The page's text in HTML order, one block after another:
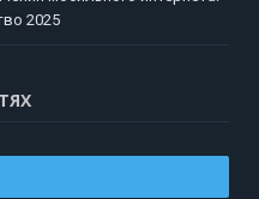
2025